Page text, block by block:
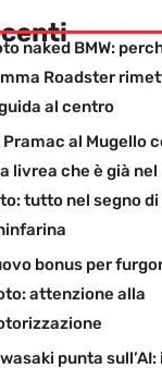
naked BMW:
Roadster
al centro
Pramac al Mugello
livrea che è già nel
tutto nel segno di
bonus per
attenzione alla
punta sull’AI: